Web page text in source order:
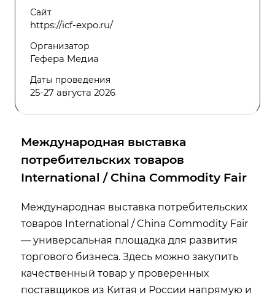
Сайт
https://icf-expo.ru/
Организатор
Гефера Медиа
Даты проведения
25-27 августа 2026
Международная выставка
потребительских товаров
International / China Commodity Fair
Международная выставка потребительских
товаров International / China Commodity Fair
— универсальная площадка для развития
торгового бизнеса. Здесь можно закупить
качественный товар у проверенных
поставщиков из Китая и России напрямую и